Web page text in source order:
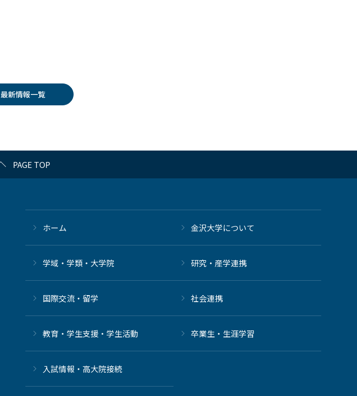
最新情報一覧
PAGE TOP
ホーム 金沢大学について
学域・学類・大学院 研究・産学連携
国際交流・留学 社会連携
教育・学生支援・学生活動 卒業生・生涯学習
⼊試情報・高大院接続